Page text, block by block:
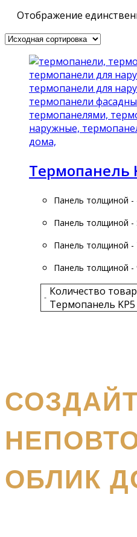
Отображение
Термопанель
Панель толщиной -
Панель толщиной -
Панель толщиной -
Панель толщиной -
- Количество
Термопанель KP5
ОБЛИК